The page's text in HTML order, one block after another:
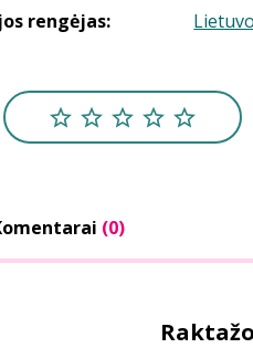
rengėjas:
(0)